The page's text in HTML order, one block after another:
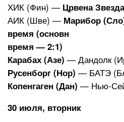
ХИК (Фин) — Црвена
АИК (Шве) — Марибор
время (основн
время — 2:1)
Карабах (Азе) — Дандолк
Русенборг (Нор) — БАТЭ
Копенгаген (Дан) — Нью-
30 июля, вторник